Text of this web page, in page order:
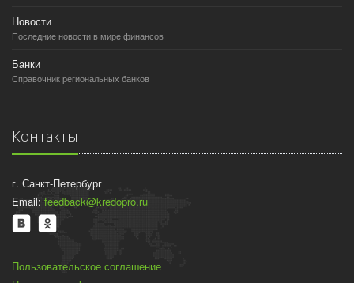
Новости
Последние новости в мире финансов
Банки
Справочник региональных банков
Контакты
г. Санкт-Петербург
Email: feedback@kredopro.ru
Пользовательское соглашение